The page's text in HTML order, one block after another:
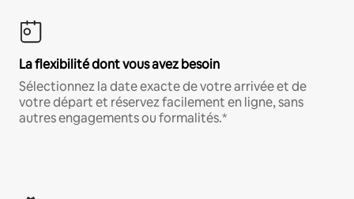
La flexibilité dont vous avez besoin
Sélectionnez la date exacte de votre arrivée et de
votre départ et réservez facilement en ligne, sans
autres engagements ou formalités.*